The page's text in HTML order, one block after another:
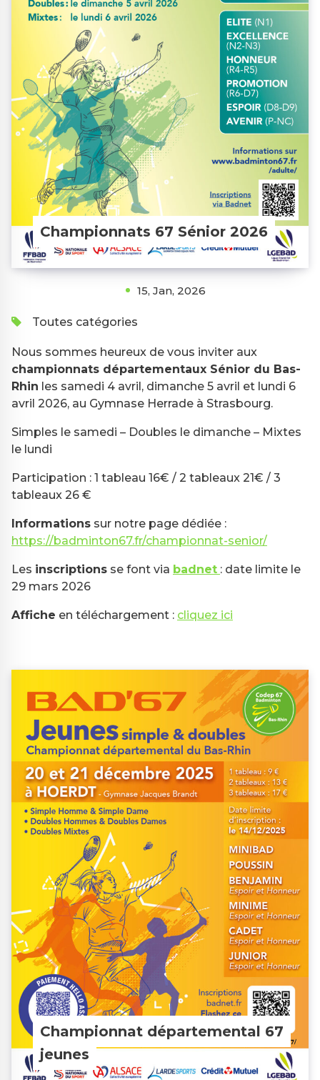
Championnats 67 Sénior 2026
15, Jan, 2026
Toutes catégories
Nous sommes heureux de vous inviter aux
championnats départementaux Sénior du Bas-
Rhin les samedi 4 avril, dimanche 5 avril et lundi 6
avril 2026, au Gymnase Herrade à Strasbourg.
Simples le samedi – Doubles le dimanche – Mixtes
le lundi
Participation : 1 tableau 16€ / 2 tableaux 21€ / 3
tableaux 26 €
Informations sur notre page dédiée :
https://badminton67.fr/championnat-senior/
Les inscriptions se font via badnet : date limite le
29 mars 2026
Affiche en téléchargement : cliquez ici
Championnat départemental 67
jeunes